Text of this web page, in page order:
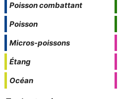
Poisson combattant
Poisson
Micros-poissons
Étang
Océan